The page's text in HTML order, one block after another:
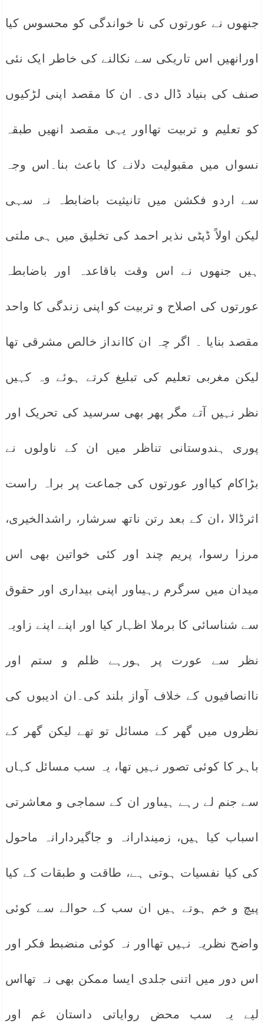
جنھوں نے عورتوں کی نا خواندگی کو محسوس کیا
اورانھیں اس تاریکی سے نکالنے کی خاطر ایک نئی
صنف کی بنیاد ڈال دی۔ ان کا مقصد اپنی لڑکیوں
کو تعلیم و تربیت تھااور یہی مقصد انھیں طبقہ
نسواں میں مقبولیت دلانے کا باعث بنا۔اس وجہ
سے اردو فکشن میں تانیثیت باضابطہ نہ سہی
لیکن اولاً ڈپٹی نذیر احمد کی تخلیق میں ہی ملتی
ہیں جنھوں نے اس وقت باقاعدہ اور باضابطہ
عورتوں کی اصلاح و تربیت کو اپنی زندگی کا واحد
مقصد بنایا ۔ اگر چہ ان کاانداز خالص مشرقی تھا
لیکن مغربی تعلیم کی تبلیغ کرتے ہوئے وہ کہیں
نظر نہیں آتے مگر پھر بھی سرسید کی تحریک اور
پوری ہندوستانی تناظر میں ان کے ناولوں نے
بڑاکام کیااور عورتوں کی جماعت پر براہ راست
اثرڈالا ،ان کے بعد رتن ناتھ سرشار، راشدالخیری،
مرزا رسوا، پریم چند اور کئی خواتین بھی اس
میدان میں سرگرم رہیںاور اپنی بیداری اور حقوق
سے شناسائی کا برملا اظہار کیا اور اپنے اپنے زاویہ
نظر سے عورت پر ہورہے ظلم و ستم اور
ناانصافیوں کے خلاف آواز بلند کی۔ان ادیبوں کی
نظروں میں گھر کے مسائل تو تھے لیکن گھر کے
باہر کا کوئی تصور نہیں تھا، یہ سب مسائل کہاں
سے جنم لے رہے ہیںاور ان کے سماجی و معاشرتی
اسباب کیا ہیں، زمیندارانہ و جاگیردارانہ ماحول
کی کیا نفسیات ہوتی ہے، طاقت و طبقات کے کیا
پیچ و خم ہوتے ہیں ان سب کے حوالے سے کوئی
واضح نظریہ نہیں تھااور نہ کوئی منضبط فکر اور
اس دور میں اتنی جلدی ایسا ممکن بھی نہ تھااس
لیے یہ سب محض روایاتی داستان غم اور